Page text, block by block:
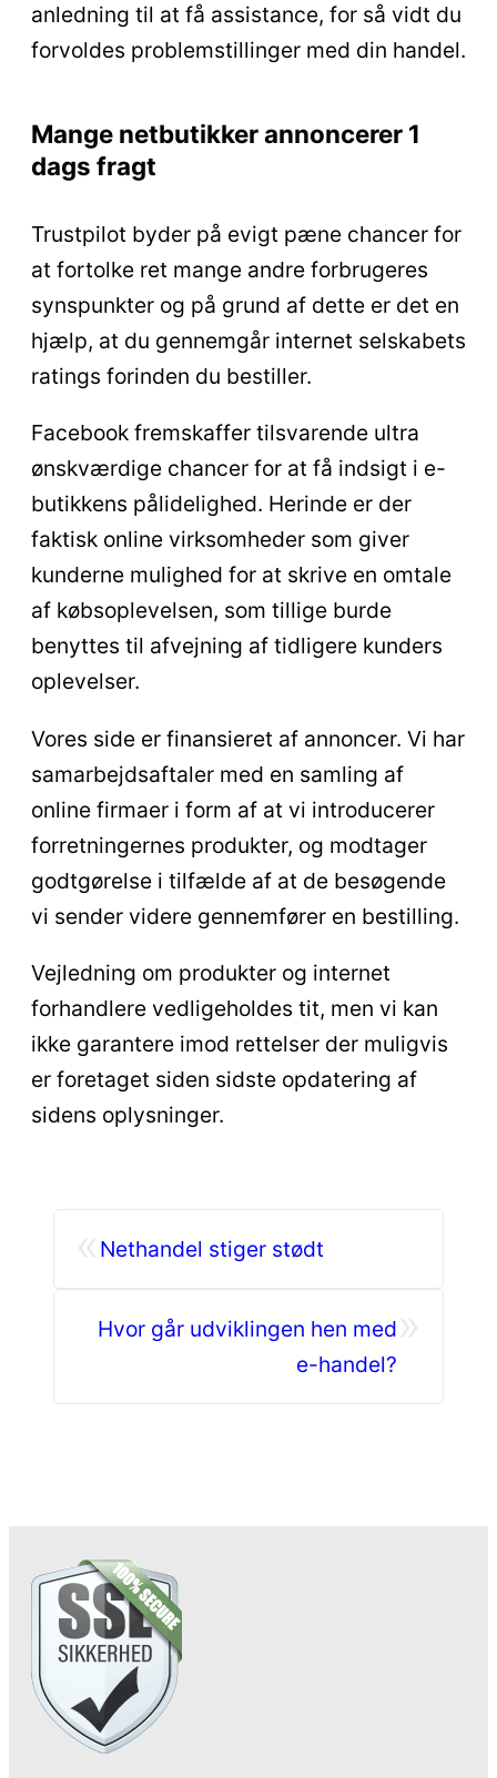
anledning til at få assistance, for så vidt du
forvoldes problemstillinger med din handel.
Mange netbutikker annoncerer 1
dags fragt
Trustpilot byder på evigt pæne chancer for
at fortolke ret mange andre forbrugeres
synspunkter og på grund af dette er det en
hjælp, at du gennemgår internet selskabets
ratings forinden du bestiller.
Facebook fremskaffer tilsvarende ultra
ønskværdige chancer for at få indsigt i e-
butikkens pålidelighed. Herinde er der
faktisk online virksomheder som giver
kunderne mulighed for at skrive en omtale
af købsoplevelsen, som tillige burde
benyttes til afvejning af tidligere kunders
oplevelser.
Vores side er finansieret af annoncer. Vi har
samarbejdsaftaler med en samling af
online firmaer i form af at vi introducerer
forretningernes produkter, og modtager
godtgørelse i tilfælde af at de besøgende
vi sender videre gennemfører en bestilling.
Vejledning om produkter og internet
forhandlere vedligeholdes tit, men vi kan
ikke garantere imod rettelser der muligvis
er foretaget siden sidste opdatering af
sidens oplysninger.
Nethandel stiger stødt
Hvor går udviklingen hen med
e-handel?